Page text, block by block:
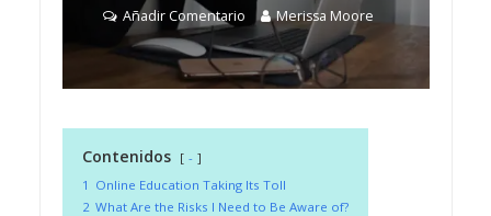
Añadir Comentario Merissa Moore
Contenidos
-
1 Online Education Taking Its Toll
2 What Are the Risks I Need to Be Aware of?